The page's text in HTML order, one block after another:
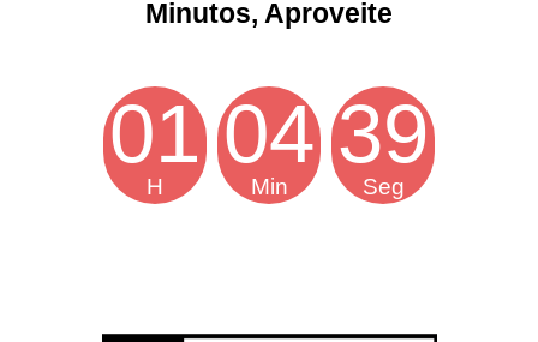
Minutos, Aproveite
01
H
04
Min
38
Seg